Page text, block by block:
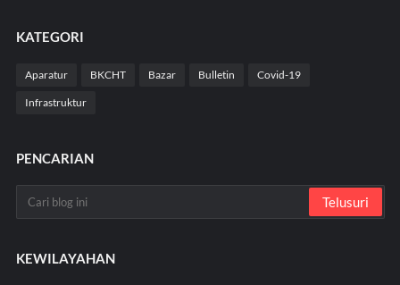
KATEGORI
Aparatur BKCHT Bazar Bulletin Covid-19
Infrastruktur
PENCARIAN
KEWILAYAHAN